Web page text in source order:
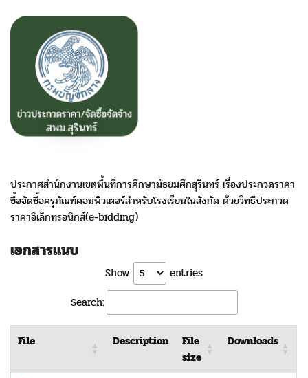
ประกาศสำนักงานเขตพื้นที่การศึกษามัธยมศึกสุรินทร์ เรื่องประกวดราคา
ซื้อจัดซื้อครุภัณฑ์คอมพิวเตอร์สำหรับโรงเรียนในสังกัด ด้วยวิทธีประกวด
ราคาอิเล็กทรอนิกส์(e-bidding)
เอกสารแนบ
Show
entries
Search:
File Description
File
size
Downloads